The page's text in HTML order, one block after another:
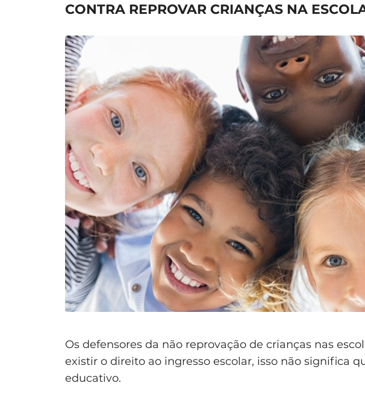
CONTRA REPROVAR CRIANÇAS NA
Os defensores da não reprovação de crianças nas
existir o direito ao ingresso escolar, isso não significa
educativo.